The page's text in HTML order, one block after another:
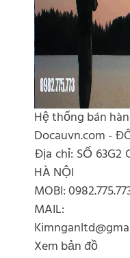
Hệ thống bán
Docauvn.com -
Địa chỉ: SỐ 63G2
HÀ NỘI
MOBI:
MAIL:
Xem bản đồ